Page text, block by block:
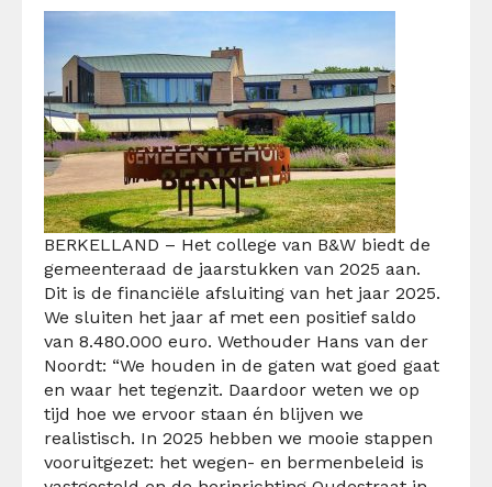
BERKELLAND – Het college van B&W biedt de
gemeenteraad de jaarstukken van 2025 aan.
Dit is de financiële afsluiting van het jaar 2025.
We sluiten het jaar af met een positief saldo
van 8.480.000 euro. Wethouder Hans van der
Noordt: “We houden in de gaten wat goed gaat
en waar het tegenzit. Daardoor weten we op
tijd hoe we ervoor staan én blijven we
realistisch. In 2025 hebben we mooie stappen
vooruitgezet: het wegen- en bermenbeleid is